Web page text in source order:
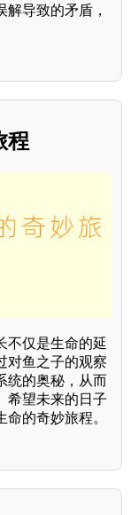
导致的矛盾，
程
不仅是生命的延
对鱼之子的观察
统的奥秘，从而
希望未来的日子
的奇妙旅程。